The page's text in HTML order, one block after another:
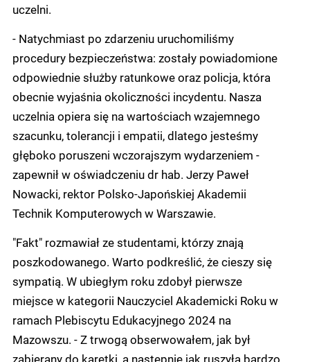
uczelni.
- Natychmiast po zdarzeniu uruchomiliśmy
procedury bezpieczeństwa: zostały powiadomione
odpowiednie służby ratunkowe oraz policja, która
obecnie wyjaśnia okoliczności incydentu. Nasza
uczelnia opiera się na wartościach wzajemnego
szacunku, tolerancji i empatii, dlatego jesteśmy
głęboko poruszeni wczorajszym wydarzeniem -
zapewnił w oświadczeniu dr hab. Jerzy Paweł
Nowacki, rektor Polsko-Japońskiej Akademii
Technik Komputerowych w Warszawie.
"Fakt" rozmawiał ze studentami, którzy znają
poszkodowanego. Warto podkreślić, że cieszy się
sympatią. W ubiegłym roku zdobył pierwsze
miejsce w kategorii Nauczyciel Akademicki Roku w
ramach Plebiscytu Edukacyjnego 2024 na
Mazowszu. - Z trwogą obserwowałem, jak był
zabierany do karetki, a następnie jak ruszyła bardzo